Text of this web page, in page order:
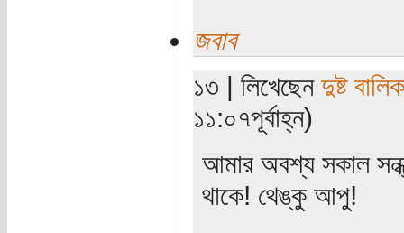
জবাব
১৩ | লিখেছেনদুষ্ট
১১:০৭পূর্বাহ্ন)
আমার অবশ্য সকাল
থাকে! থেঙ্কু আপু!